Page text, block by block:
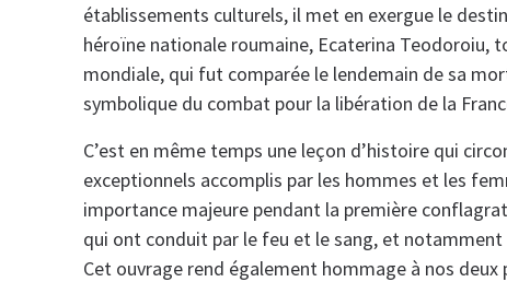
établissements culturels, il met en exergue le
héroïne nationale roumaine, Ecaterina Teodoroiu,
mondiale, qui fut comparée le lendemain de sa
symbolique du combat pour la libération de la
C’est en même temps une leçon d’histoire qui
exceptionnels accomplis par les hommes et les
importance majeure pendant la première
qui ont conduit par le feu et le sang, et
Cet ouvrage rend également hommage à nos deux